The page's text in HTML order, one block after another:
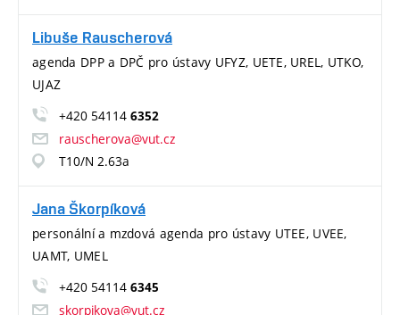
Libuše Rauscherová
agenda DPP a DPČ pro ústavy UFYZ, UETE, UREL, UTKO,
UJAZ
+420 54114 6352
rauscherova@vut.cz
T10/N 2.63a
Jana Škorpíková
personální a mzdová agenda pro ústavy UTEE, UVEE,
UAMT, UMEL
+420 54114 6345
skorpikova@vut.cz